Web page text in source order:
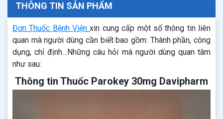
THÔNG TIN SẢN PHẨM
Đơn Thuốc Bệnh Viện xin cung cấp một số thông tin liên
quan mà người dùng cần biết bao gồm: Thành phần, công
dụng, chỉ định…Những câu hỏi mà người dùng quan tâm
như sau:
Thông tin Thuốc Parokey 30mg Davipharm